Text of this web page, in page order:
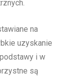
na
uzyskanie
i w
są